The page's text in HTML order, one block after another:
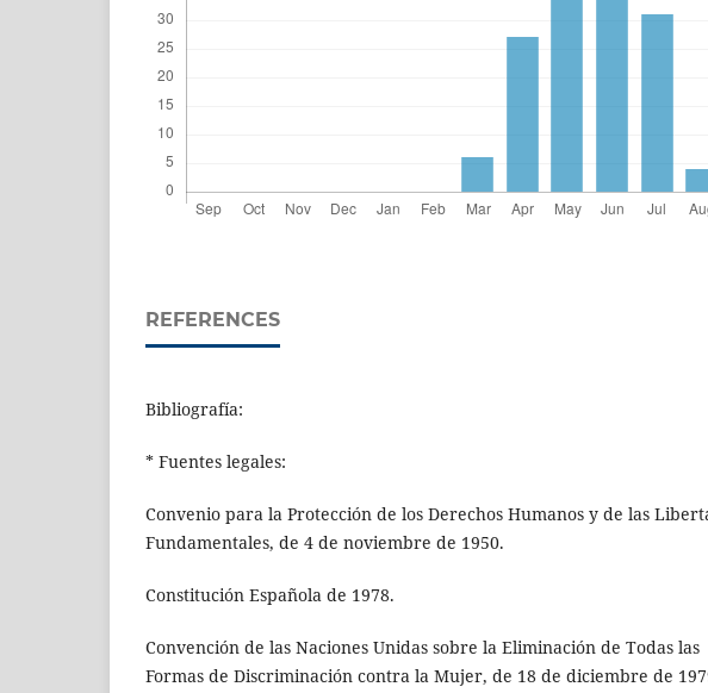
REFERENCES
Bibliografía:
* Fuentes legales:
Convenio para la Protección de los Derechos Humanos y de las
Fundamentales, de 4 de noviembre de 1950.
Constitución Española de 1978.
Convención de las Naciones Unidas sobre la Eliminación de Todas las
Formas de Discriminación contra la Mujer, de 18 de diciembre de